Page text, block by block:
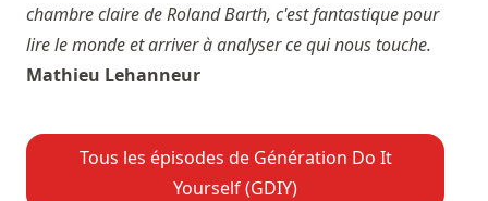
chambre claire de Roland Barth, c'est fantastique pour
lire le monde et arriver à analyser ce qui nous touche.
Mathieu Lehanneur
Tous les épisodes de Génération Do It
Yourself (GDIY)